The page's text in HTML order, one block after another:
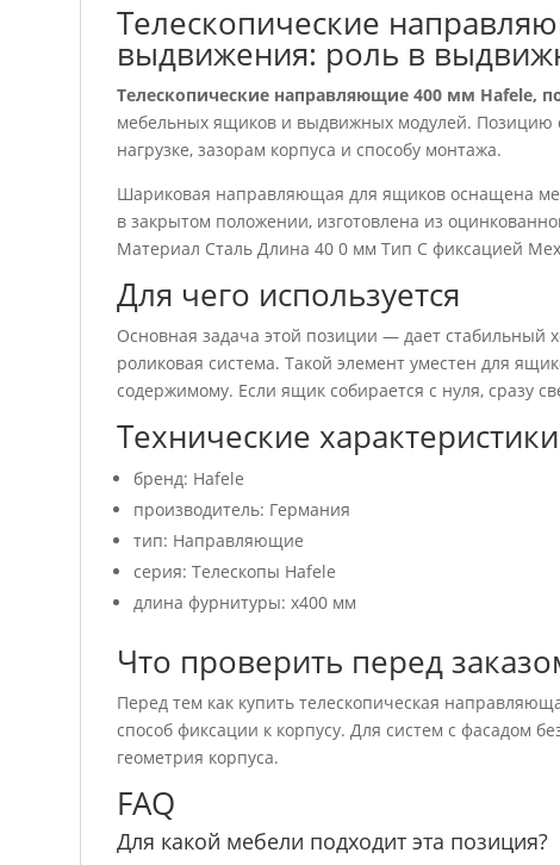
Телескопические
выдвижения: роль в
Телескопические направляющие 400 мм Hafele,
мебельных ящиков и выдвижных модулей. Позицию
нагрузке, зазорам корпуса и способу монтажа.
Шариковая направляющая для ящиков оснащена
в закрытом положении, изготовлена из
Материал Сталь Длина 40 0 мм Тип С фиксацией
Для чего используется
Основная задача этой позиции — дает стабильный
роликовая система. Такой элемент уместен для
содержимому. Если ящик собирается с нуля, сразу
Технические характеристики
бренд: Hafele
производитель: Германия
тип: Направляющие
серия: Телескопы Hafele
длина фурнитуры: x400 мм
Что проверить перед
Перед тем как купить телескопическая
способ фиксации к корпусу. Для систем с фасадом
геометрия корпуса.
FAQ
Для какой мебели подходит эта позиция?